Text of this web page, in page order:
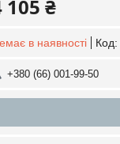
105 ₴
в наявності Код:
+380 (66) 001-99-50